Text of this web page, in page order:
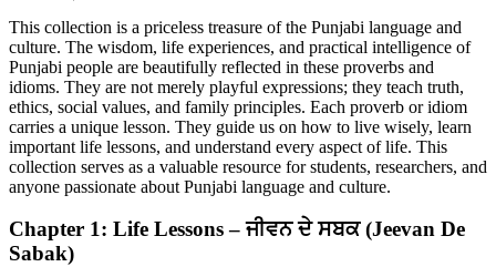
This collection is a priceless treasure of the Punjabi language and
culture. The wisdom, life experiences, and practical intelligence of
Punjabi people are beautifully reflected in these proverbs and
idioms. They are not merely playful expressions; they teach truth,
ethics, social values, and family principles. Each proverb or idiom
carries a unique lesson. They guide us on how to live wisely, learn
important life lessons, and understand every aspect of life. This
collection serves as a valuable resource for students, researchers, and
anyone passionate about Punjabi language and culture.
Chapter 1: Life Lessons – ਜੀਵਨ ਦੇ ਸਬਕ (Jeevan De
Sabak)